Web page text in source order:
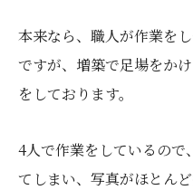
本来なら、職人が作業を
ですが、増築で足場をか
をしております。
4人で作業をしているので
てしまい、写真がほとんど